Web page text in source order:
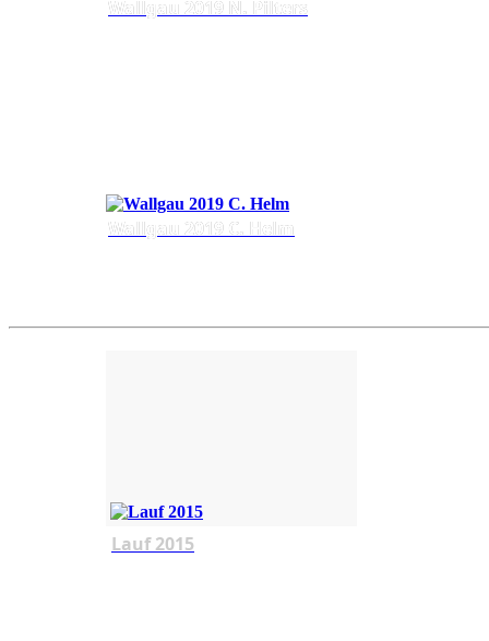
Wallgau 2019 N. Pilters
Wallgau 2019 C. Helm
Lauf 2015